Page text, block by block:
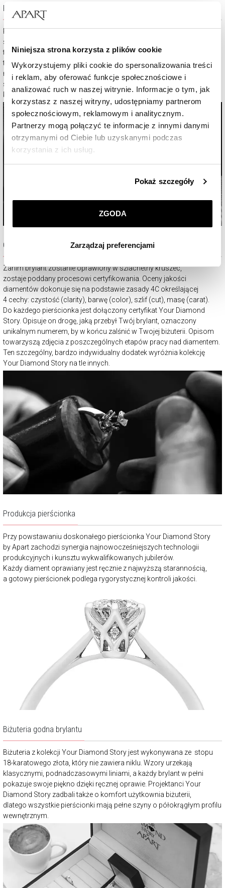
Niniejsza strona korzysta z plików cookie
Wykorzystujemy pliki cookie do spersonalizowania treści
i reklam, aby oferować funkcje społecznościowe i
analizować ruch w naszej witrynie. Informacje o tym, jak
korzystasz z naszej witryny, udostępniamy partnerom
społecznościowym, reklamowym i analitycznym.
Partnerzy mogą połączyć te informacje z innymi danymi
otrzymanymi od Ciebie lub uzyskanymi podczas
korzystania z ich usług.
przez nas plików cookie znajdziesz wPolityce
korzystamy. Możesz również wybrać jaki rodzaj plików
Zarządzaj preferencjami. W każdej chwili możesz
dokonać zmiany wybranych przez Ciebie plików cookie.
Pokaż szczegóły
ZGODA
Zarządzaj preferencjami
Perfekcyjny szlif
Proces przemiany niepozornej bryły w lśniący klejnot rozpoczyna
się od przecięcia kryształu przy pomocy lasera. Następny etap
to formowanie charakterystycznego kształtu stożka. Zwieńczeniem
tych prac jest ręczne szlifowanie poszczególnych faset, wymagające
nieprzeciętnych umiejętności. Dzięki niezwykłej precyzji mistrza
szlifowania Twój brylant ożywa, by zachwycać swym blaskiem przy
każdym spojrzeniu.
Ocena jakości
Zanim brylant zostanie oprawiony w szlachetny kruszec,
zostaje poddany procesowi certyfikowania. Oceny jakości
diamentów dokonuje się na podstawie zasady 4C określającej
4 cechy: czystość (clarity), barwę (color), szlif (cut), masę (carat).
Do każdego pierścionka jest dołączony certyfikat Your Diamond
Story. Opisuje on drogę, jaką przebył Twój brylant, oznaczony
unikalnym numerem, by w końcu zalśnić w Twojej biżuterii. Opisom
towarzyszą zdjęcia z poszczególnych etapów pracy nad diamentem.
Ten szczególny, bardzo indywidualny dodatek wyróżnia kolekcję
Your Diamond Story na tle innych.
Produkcja pierścionka
Przy powstawaniu doskonałego pierścionka Your Diamond Story
by Apart zachodzi synergia najnowocześniejszych technologii
produkcyjnych i kunsztu wykwalifikowanych jubilerów.
Każdy diament oprawiany jest ręcznie z najwyższą starannością,
a gotowy pierścionek podlega rygorystycznej kontroli jakości.
Biżuteria godna brylantu
Biżuteria z kolekcji Your Diamond Story jest wykonywana ze stopu
18-karatowego złota, który nie zawiera niklu. Wzory urzekają
klasycznymi, podnadczasowymi liniami, a każdy brylant w pełni
pokazuje swoje piękno dzięki ręcznej oprawie. Projektanci Your
Diamond Story zadbali także o komfort użytkownia biżuterii,
dlatego wszystkie pierścionki mają pełne szyny o półokrągłym profilu
wewnętrznym.